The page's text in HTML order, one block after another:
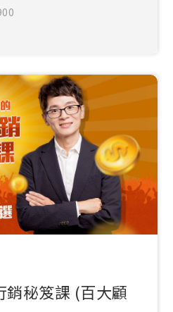
銷秘笈課 (百大顧